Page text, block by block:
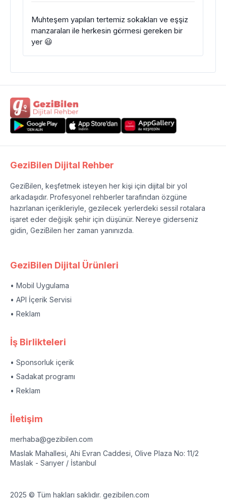
Muhteşem yapıları tertemiz sokakları ve eşşiz
manzaraları ile herkesin görmesi gereken bir
yer 😃
GeziBilen Dijital Rehber
GeziBilen, keşfetmek isteyen her kişi için dijital bir yol
arkadaşıdır. Profesyonel rehberler tarafından özgüne
hazırlanan içerikleriyle, gezilecek yerlerdeki sessil rotalara
işaret eder değişik şehir için düşünür. Nereye giderseniz
gidin, GeziBilen her zaman yanınızda.
GeziBilen Dijital Ürünleri
• Mobil Uygulama
• API İçerik Servisi
• Reklam
İş Birlikteleri
• Sponsorluk içerik
• Sadakat programı
• Reklam
İletişim
merhaba@gezibilen.com
Maslak Mahallesi, Ahi Evran Caddesi, Olive Plaza No: 11/2
Maslak - Sarıyer / İstanbul
2025 © Tüm hakları saklıdır. gezibilen.com